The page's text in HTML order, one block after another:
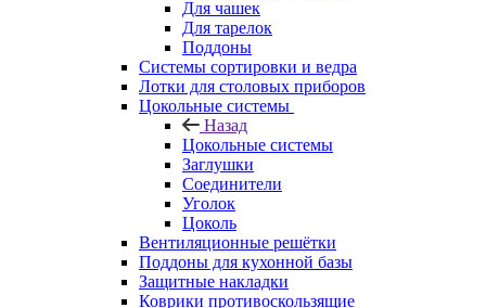
Для чашек
Для тарелок
Поддоны
Системы сортировки и ведра
Лотки для столовых приборов
Цокольные системы
Назад
Цокольные системы
Заглушки
Соединители
Уголок
Цоколь
Вентиляционные решётки
Поддоны для кухонной базы
Защитные накладки
Коврики противоскользящие